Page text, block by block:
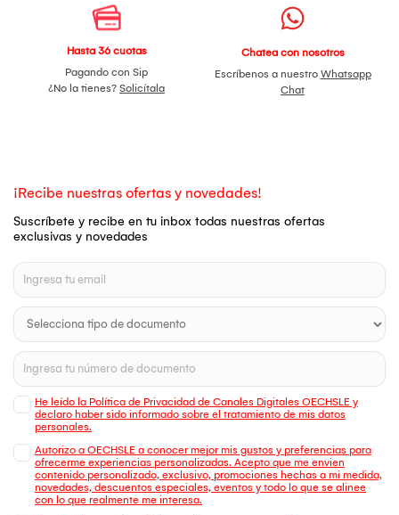
Hasta 36 cuotas
Pagando con Sip
¿No la tienes? Solicítala
Chatea con nosotros
Escríbenos a nuestro Whatsapp
Chat
¡Recibe nuestras ofertas y novedades!
Suscríbete y recibe en tu inbox todas nuestras ofertas
exclusivas y novedades
He leído la Política de Privacidad de Canales Digitales OECHSLE y
declaro haber sido informado sobre el tratamiento de mis datos
personales.
Autorizo a OECHSLE a conocer mejor mis gustos y preferencias para
ofrecerme experiencias personalizadas. Acepto que me envien
contenido personalizado, exclusivo, promociones hechas a mi medida,
novedades, descuentos especiales, eventos y todo lo que se alinee
con lo que realmente me interesa.